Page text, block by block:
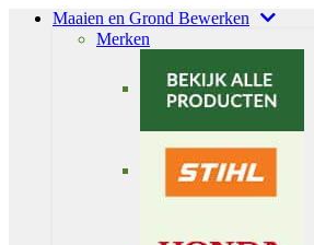
Maaien en Grond Bewerken
Merken